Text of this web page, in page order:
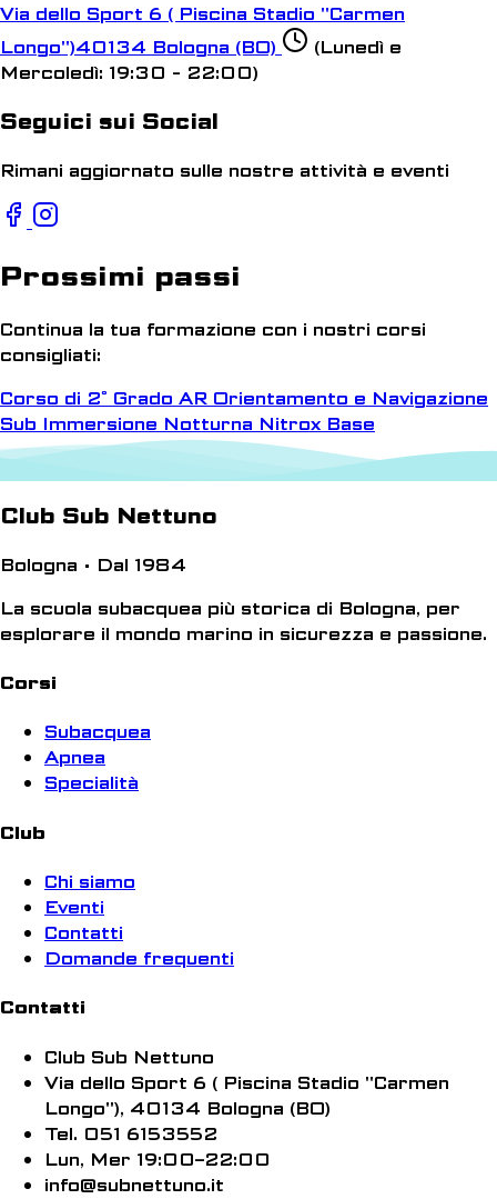
Via dello Sport 6 ( Piscina Stadio "Carmen
Longo")40134 Bologna (BO)
(Lunedì e
Mercoledì: 19:30 - 22:00)
Seguici sui Social
Rimani aggiornato sulle nostre attività e eventi
Prossimi passi
Continua la tua formazione con i nostri corsi
consigliati:
Corso di 2° Grado AR Orientamento e Navigazione
Sub Immersione Notturna Nitrox Base
Club Sub Nettuno
Bologna • Dal 1984
La scuola subacquea più storica di Bologna, per
esplorare il mondo marino in sicurezza e passione.
Corsi
Subacquea
Apnea
Specialità
Club
Chi siamo
Eventi
Contatti
Domande frequenti
Contatti
Club Sub Nettuno
Via dello Sport 6 ( Piscina Stadio "Carmen
Longo"), 40134 Bologna (BO)
Tel. 051 6153552
Lun, Mer 19:00–22:00
info@subnettuno.it